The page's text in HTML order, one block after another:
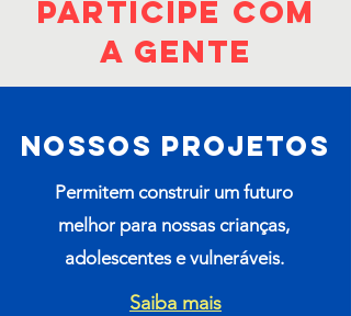
PARTICIPE COM
A GENTE
nossos projetos
Permitem construir um futuro
melhor para nossas crianças,
adolescentes e vulneráveis.
Saiba mais